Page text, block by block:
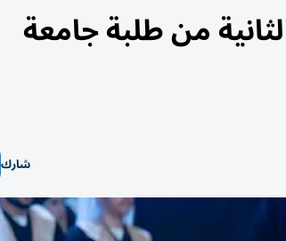
من طلبة جامعة
شارك